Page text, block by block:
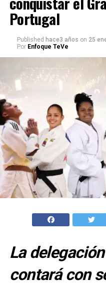
Portugal
Published hace3 años on 25
Por Enfoque TeVe
La
contará con